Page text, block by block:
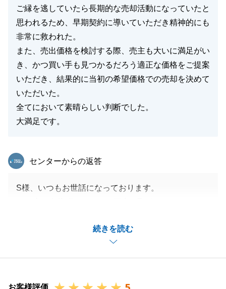
ご縁を逃していたら長期的な売却活動になっていたと
思われるため、早期契約に導いていただき精神的にも
非常に救われた。
また、売出価格を検討する際、売主も大いに満足がい
き、かつ買い手も見つかるだろう適正な価格をご提案
いただき、結果的に当初の希望価格での売却を決めて
いただいた。
全てにおいて素晴らしい判断でした。
大満足です。
続きを読む
東急リバブル
センターからの返答
S様、いつもお世話になっております。
ご満足いただけまして何よりです。
また何かございましたら、何なりとお申し付けくださ
いませ。
お客様評価